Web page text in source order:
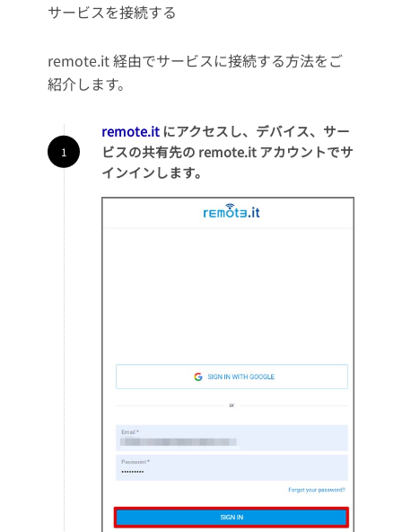
サービスを接続する
remote.it 経由でサービスに接続する方法をご
紹介します。
remote.itにアクセスし、デバイス、サー
ビスの共有先の remote.it アカウントでサ
インインします。